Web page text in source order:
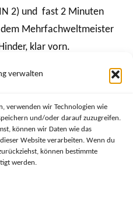
verwalten
verwenden wir Technologien wie
und/oder darauf zuzugreifen.
können wir Daten wie das
Website verarbeiten. Wenn du
können bestimmte
werden.
2) und fast 2 Minuten
Mehrfachweltmeister
klar vorn.
amtuere4nde
konnte Joona Hula (FIN 1)
auf Abstand halten,
Rantala den dritten
Dänen mit Elias